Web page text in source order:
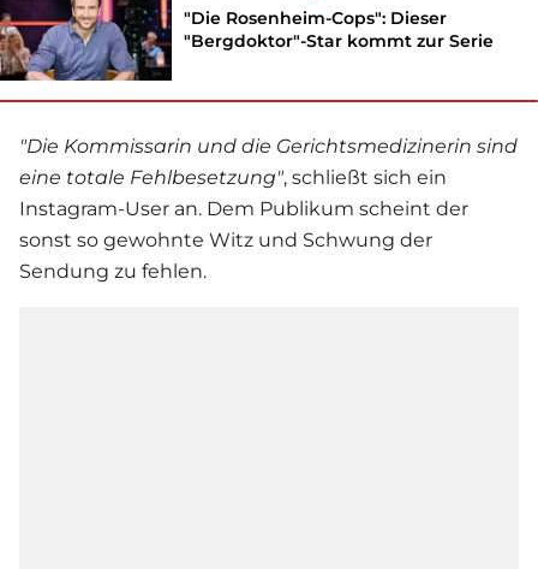
"Die Rosenheim-Cops": Dieser
"Bergdoktor"-Star kommt zur Serie
"Die Kommissarin und die Gerichtsmedizinerin sind
eine totale Fehlbesetzung", schließt sich ein
Instagram-User an. Dem Publikum scheint der
sonst so gewohnte Witz und Schwung der
Sendung zu fehlen.